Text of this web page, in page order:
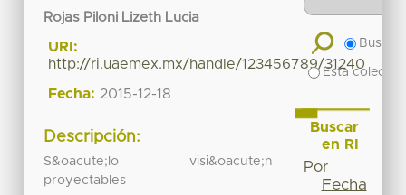
Rojas Piloni Lizeth Lucia
URI:
http://ri.uaemex.mx/handle/123456789/31240
Fecha: 2015-12-18
Descripción:
S&oacute;lo visi&oacute;n
proyectables
Buscar
Esta
Buscar
en RI
Por
Fecha